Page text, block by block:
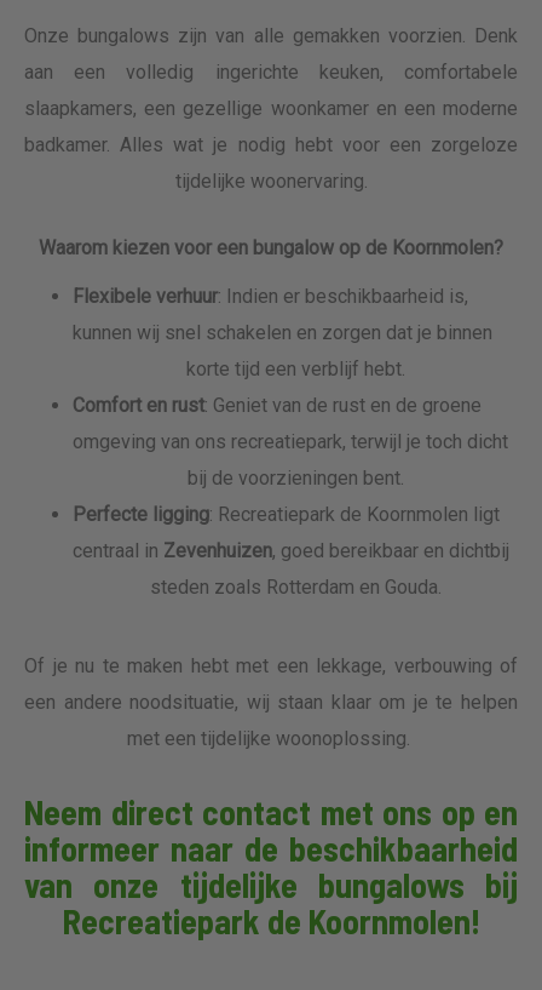
Onze bungalows zijn van alle gemakken voorzien. Denk
aan een volledig ingerichte keuken, comfortabele
slaapkamers, een gezellige woonkamer en een moderne
badkamer. Alles wat je nodig hebt voor een zorgeloze
tijdelijke woonervaring.
Waarom kiezen voor een bungalow op de Koornmolen?
Flexibele verhuur: Indien er beschikbaarheid is,
kunnen wij snel schakelen en zorgen dat je binnen
korte tijd een verblijf hebt.
Comfort en rust: Geniet van de rust en de groene
omgeving van ons recreatiepark, terwijl je toch dicht
bij de voorzieningen bent.
Perfecte ligging: Recreatiepark de Koornmolen ligt
centraal in Zevenhuizen, goed bereikbaar en dichtbij
steden zoals Rotterdam en Gouda.
Of je nu te maken hebt met een lekkage, verbouwing of
een andere noodsituatie, wij staan klaar om je te helpen
met een tijdelijke woonoplossing.
Neem direct contact met ons op en
informeer naar de beschikbaarheid
van onze tijdelijke bungalows bij
Recreatiepark de Koornmolen!